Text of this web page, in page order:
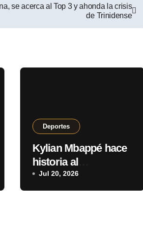
se acerca al Top 3 y ahonda la crisis
de Trinidense
Deportes
Kylian Mbappé hace
historia al
transformarse en el
mayor artillero de los
Jul 20, 2026